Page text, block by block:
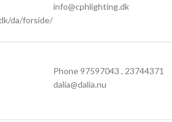
da/forside/
info@cphlighting.dk
Phone 97597043 , 23744371
dalia@dalia.nu